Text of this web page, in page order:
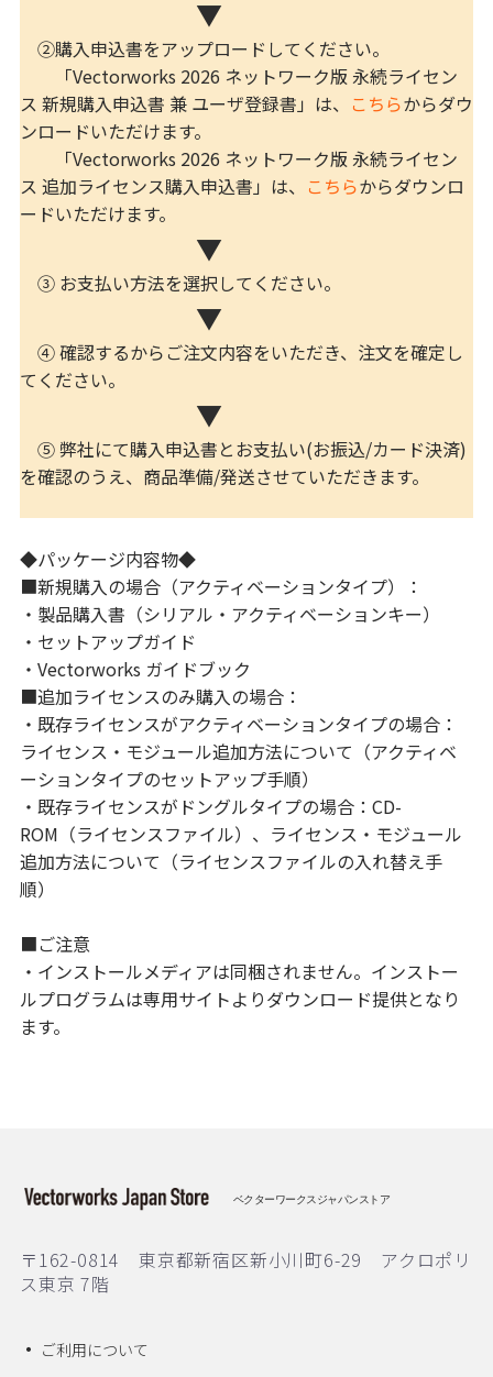
▼
②購入申込書をアップロードしてください。
「Vectorworks 2026 ネットワーク版 永続ライセン
ス 新規購入申込書 兼 ユーザ登録書」は、 こちらからダウ
ンロードいただけます。
「Vectorworks 2026 ネットワーク版 永続ライセン
ス 追加ライセンス購入申込書」は、 こちらからダウンロ
ードいただけます。
▼
③ お支払い方法を選択してください。
▼
④ 確認するからご注文内容をいただき、注文を確定し
てください。
▼
⑤ 弊社にて購入申込書とお支払い(お振込/カード決済)
を確認のうえ、商品準備/発送させていただきます。
◆パッケージ内容物◆
■新規購入の場合（アクティベーションタイプ）：
・製品購入書（シリアル・アクティベーションキー）
・セットアップガイド
・Vectorworks ガイドブック
■追加ライセンスのみ購入の場合：
・既存ライセンスがアクティベーションタイプの場合：
ライセンス・モジュール追加方法について（アクティベ
ーションタイプのセットアップ手順）
・既存ライセンスがドングルタイプの場合：CD-
ROM（ライセンスファイル）、ライセンス・モジュール
追加方法について（ライセンスファイルの入れ替え手
順）
■ご注意
・インストールメディアは同梱されません。インストー
ルプログラムは専用サイトよりダウンロード提供となり
ます。
ベクターワークスジャパンストア
〒162-0814 東京都新宿区新小川町6-29 アクロポリ
ス東京 7階
ご利用について